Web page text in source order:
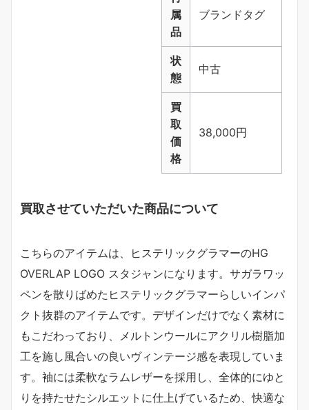
属
品
ブランドタグ
状
態
中古
買
取
価
格
38,000円
買取させていただいた商品について
こちらのアイテムは、ヒステリックグラマーのHG
OVERLAP LOGO スタジャンになります。サガラワッ
ペンを散りばめたヒステリックグラマーらしいインパ
クト抜群のアイテムです。デザインだけでなく素材に
もこだわっており、メルトンウールにアクリル樹脂加
工を施し風合いの良いヴィンテージ感を表現していま
す。袖には柔軟なラムレザーを採用し、全体的にゆと
りを持たせたシルエットに仕上げているため、快適な